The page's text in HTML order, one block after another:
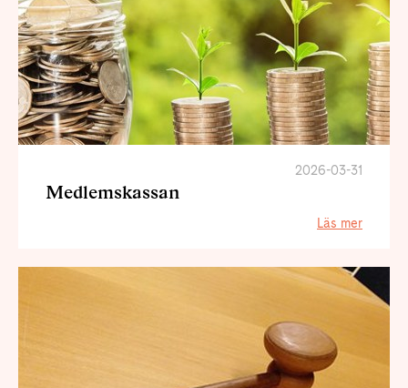
2026-03-31
Medlemskassan
Läs mer